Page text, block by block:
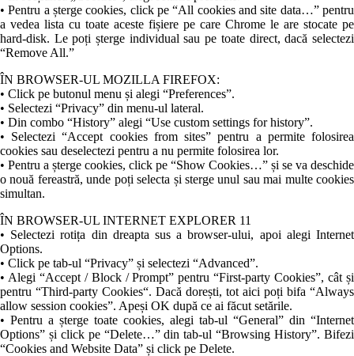
• Pentru a șterge cookies, click pe “All cookies and site data…” pentru
a vedea lista cu toate aceste fișiere pe care Chrome le are stocate pe
hard-disk. Le poți șterge individual sau pe toate direct, dacă selectezi
“Remove All.”
ÎN BROWSER-UL MOZILLA FIREFOX:
• Click pe butonul menu și alegi “Preferences”.
• Selectezi “Privacy” din menu-ul lateral.
• Din combo “History” alegi “Use custom settings for history”.
• Selectezi “Accept cookies from sites” pentru a permite folosirea
cookies sau deselectezi pentru a nu permite folosirea lor.
• Pentru a șterge cookies, click pe “Show Cookies…” și se va deschide
o nouă fereastră, unde poți selecta și sterge unul sau mai multe cookies
simultan.
ÎN BROWSER-UL INTERNET EXPLORER 11
• Selectezi rotița din dreapta sus a browser-ului, apoi alegi Internet
Options.
• Click pe tab-ul “Privacy” și selectezi “Advanced”.
• Alegi “Accept / Block / Prompt” pentru “First-party Cookies”, cât și
pentru “Third-party Cookies“. Dacă dorești, tot aici poți bifa “Always
allow session cookies”. Apeși OK după ce ai făcut setările.
• Pentru a șterge toate cookies, alegi tab-ul “General” din “Internet
Options” și click pe “Delete…” din tab-ul “Browsing History”. Bifezi
“Cookies and Website Data” și click pe Delete.